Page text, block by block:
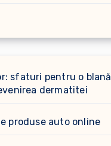
sfaturi pentru o blană
dermatitei
produse auto online